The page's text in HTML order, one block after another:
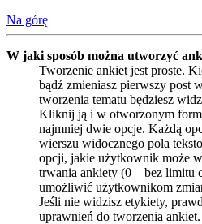
Na górę
W jaki sposób można utworzyć
Tworzenie ankiet jest proste.
bądź zmieniasz pierwszy post
tworzenia tematu będziesz
Kliknij ją i w otworzonym
najmniej dwie opcje. Każdą
wierszu widocznego pola
opcji, jakie użytkownik może
trwania ankiety (0 – bez limitu
umożliwić użytkownikom
Jeśli nie widzisz etykiety,
uprawnień do tworzenia ankiet.